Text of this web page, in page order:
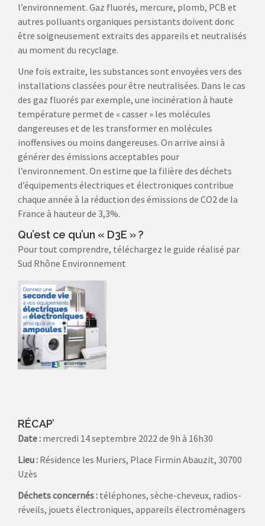
l’environnement. Gaz fluorés, mercure, plomb, PCB et
autres polluants organiques persistants doivent donc
être soigneusement extraits des appareils et neutralisés
au moment du recyclage.
Une fois extraite, les substances sont envoyées vers des
installations classées pour être neutralisées. Dans le cas
des gaz fluorés par exemple, une incinération à haute
température permet de « casser » les molécules
dangereuses et de les transformer en molécules
inoffensives ou moins dangereuses. On arrive ainsi à
générer des émissions acceptables pour
l’environnement. On estime que la filière des déchets
d’équipements électriques et électroniques contribue
chaque année à la réduction des émissions de CO2 de la
France à hauteur de 3,3%.
Qu’est ce qu’un « D3E » ?
Pour tout comprendre, téléchargez le guide réalisé par
Sud Rhône Environnement
RÉCAP’
Date : mercredi 14 septembre 2022 de 9h à 16h30
Lieu : Résidence les Muriers, Place Firmin Abauzit, 30700
Uzès
Déchets concernés : téléphones, sèche-cheveux, radios-
réveils, jouets électroniques, appareils électroménagers